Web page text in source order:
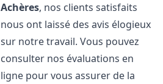
Achères, nos clients satisfaits
nous ont laissé des avis élogieux
sur notre travail. Vous pouvez
consulter nos évaluations en
ligne pour vous assurer de la